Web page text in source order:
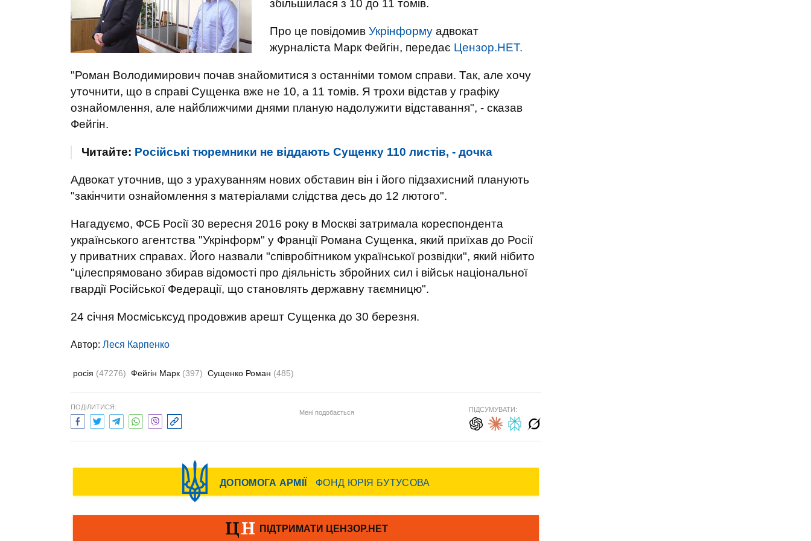
збільшилася з 10 до 11 томів.
Про це повідомив Укрінформу адвокат
журналіста Марк Фейгін, передає Цензор.НЕТ.
"Роман Володимирович почав знайомитися з останніми томом справи. Так, але хочу
уточнити, що в справі Сущенка вже не 10, а 11 томів. Я трохи відстав у графіку
ознайомлення, але найближчими днями планую надолужити відставання", - сказав
Фейгін.
Читайте: Російські тюремники не віддають Сущенку 110 листів, - дочка
Адвокат уточнив, що з урахуванням нових обставин він і його підзахисний планують
"закінчити ознайомлення з матеріалами слідства десь до 12 лютого".
Нагадуємо, ФСБ Росії 30 вересня 2016 року в Москві затримала кореспондента
українського агентства "Укрінформ" у Франції Романа Сущенка, який приїхав до Росії
у приватних справах. Його назвали "співробітником української розвідки", який нібито
"цілеспрямовано збирав відомості про діяльність збройних сил і військ національної
гвардії Російської Федерації, що становлять державну таємницю".
24 січня Мосміськсуд продовжив арешт Сущенка до 30 березня.
Автор: Леся Карпенко
росія (47276) Фейгін Марк (397) Сущенко Роман (485)
ПОДІЛИТИСЯ:
Мені подобається ПІДСУМУВАТИ: